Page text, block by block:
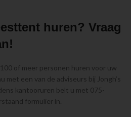
huren? Vraag
of meer personen huren voor uw
met een van de adviseurs bij Jongh’s
kantooruren belt u met 075-
formulier in.